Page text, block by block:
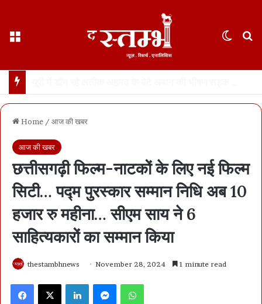
Home / आज की खबर
आज की खबर
छत्तीसगढ़ी फिल्म-नाटकों के लिए नई फिल्म
सिटी… पद्म पुरस्कार सम्मान निधि अब 10
हजार रु महीना… सीएम साय ने 6
साहित्यकारों का सम्मान किया
thestambhnews November 28, 2024 1 minute read
Facebook X LinkedIn